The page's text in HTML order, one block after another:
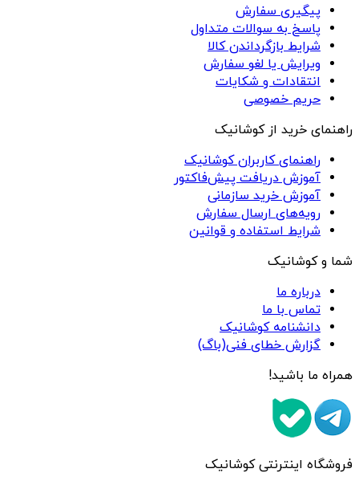
پیگیری سفارش
پاسخ به سوالات متداول
شرایط بازگرداندن کالا
ویرایش یا لغو سفارش
انتقادات و شکایات
حریم خصوصی
راهنمای خرید از کوشانیک
راهنمای کاربران کوشانیک
آموزش دریافت پیش‌فاکتور
آموزش خرید سازمانی
رویه‌های ارسال سفارش
شرایط استفاده و قوانین
شما و کوشانیک
درباره ما
تماس با ما
دانشنامه کوشانیک
گزارش خطای فنی(باگ)
همراه ما باشید!
فروشگاه اینترنتی کوشانیک